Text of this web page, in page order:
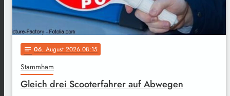
notes 06. August 2026 08:15
Stammham
Gleich drei Scooterfahrer auf Abwegen